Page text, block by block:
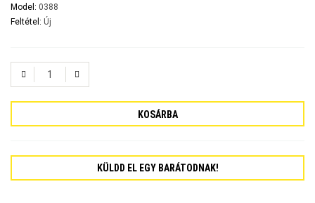
Model: 0388
Feltétel: Új
KOSÁRBA
KÜLDD EL EGY BARÁTODNAK!